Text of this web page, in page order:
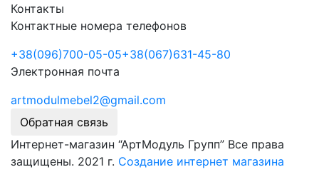
Контакты
Контактные номера телефонов
+38(096)700-05-05+38(067)631-45-80
Электронная почта
artmodulmebel2@gmail.com
Обратная связь
Интернет-магазин “АртМодуль Групп” Все права
защищены. 2021 г. Создание интернет магазина